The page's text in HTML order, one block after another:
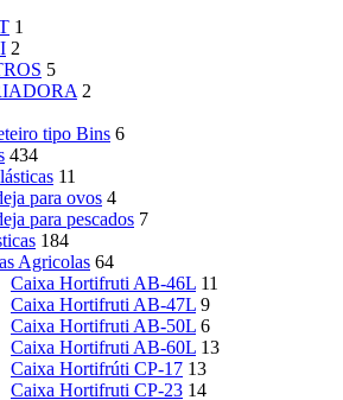
1
2
5
2
tipo Bins 6
434
11
para ovos 4
para pescados 7
184
Agricolas 64
Caixa Hortifruti AB-46L 11
Caixa Hortifruti AB-47L 9
Caixa Hortifruti AB-50L 6
Caixa Hortifruti AB-60L 13
Caixa Hortifrúti CP-17 13
Caixa Hortifruti CP-23 14